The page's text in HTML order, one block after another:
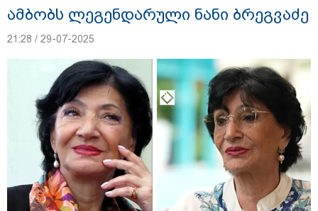
"სანაპირო რაიონებში მოსალოდნელია
წვიმა" - გარემოს ეროვნული სააგენტოს
გაფრთხილება: რომელ რეგიონებში უნდა
ველოდოთ ელჭექს, სეტყვასა და ქარის
ამბობს ლეგენდარული ნანი ბრეგვაძე
21:28 / 29-07-2025